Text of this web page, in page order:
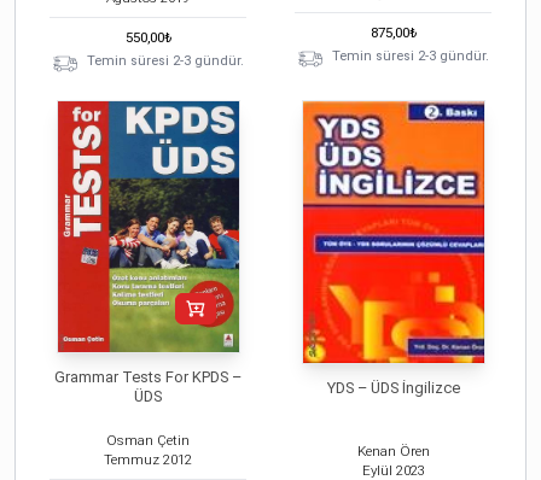
550,00₺
Temin süresi 2-3 gündür.
875,00₺
Temin süresi 2-3 gündür.
Grammar Tests For KPDS –
ÜDS
Osman Çetin
Temmuz 2012
YDS – ÜDS İngilizce
Kenan Ören
Eylül 2023